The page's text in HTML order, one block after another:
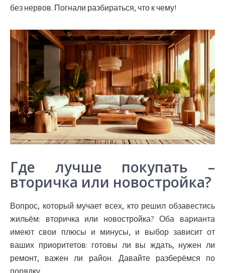
без нервов. Погнали разбираться, что к чему!
Где лучше покупать –
вторичка или новостройка?
Вопрос, который мучает всех, кто решил обзавестись
жильём: вторичка или новостройка? Оба варианта
имеют свои плюсы и минусы, и выбор зависит от
ваших приоритетов: готовы ли вы ждать, нужен ли
ремонт, важен ли район. Давайте разберёмся по